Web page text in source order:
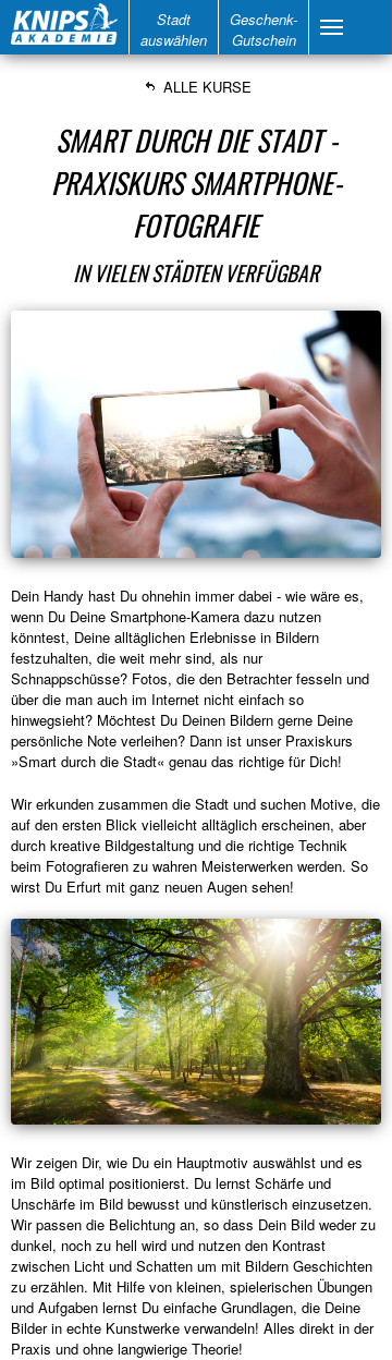
Stadt
auswählen
Geschenk-
Gutschein
ALLE KURSE
SMART DURCH DIE STADT -
PRAXISKURS SMARTPHONE-
FOTOGRAFIE
IN VIELEN STÄDTEN VERFÜGBAR
Dein Handy hast Du ohnehin immer dabei - wie wäre es,
wenn Du Deine Smartphone-Kamera dazu nutzen
könntest, Deine alltäglichen Erlebnisse in Bildern
festzuhalten, die weit mehr sind, als nur
Schnappschüsse? Fotos, die den Betrachter fesseln und
über die man auch im Internet nicht einfach so
hinwegsieht? Möchtest Du Deinen Bildern gerne Deine
persönliche Note verleihen? Dann ist unser Praxiskurs
»Smart durch die Stadt« genau das richtige für Dich!
Wir erkunden zusammen die Stadt und suchen Motive, die
auf den ersten Blick vielleicht alltäglich erscheinen, aber
durch kreative Bildgestaltung und die richtige Technik
beim Fotografieren zu wahren Meisterwerken werden. So
wirst Du Erfurt mit ganz neuen Augen sehen!
Wir zeigen Dir, wie Du ein Hauptmotiv auswählst und es
im Bild optimal positionierst. Du lernst Schärfe und
Unschärfe im Bild bewusst und künstlerisch einzusetzen.
Wir passen die Belichtung an, so dass Dein Bild weder zu
dunkel, noch zu hell wird und nutzen den Kontrast
zwischen Licht und Schatten um mit Bildern Geschichten
zu erzählen. Mit Hilfe von kleinen, spielerischen Übungen
und Aufgaben lernst Du einfache Grundlagen, die Deine
Bilder in echte Kunstwerke verwandeln! Alles direkt in der
Praxis und ohne langwierige Theorie!